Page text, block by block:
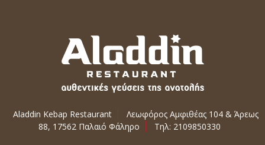
Aladdin Kebap Restaurant
Λεωφόρος Αμφιθέας 104 & Άρεως
88, 17562 Παλαιό Φάληρο
Τηλ: 2109850330